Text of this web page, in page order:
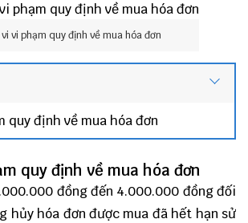
vi phạm quy định về mua hóa đơn
quy định về mua hóa đơn
quy định về mua hóa đơn
đồng đến 4.000.000 đồng đối
hủy hóa đơn được mua đã hết hạn sử